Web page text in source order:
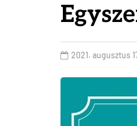
2021. augusztus